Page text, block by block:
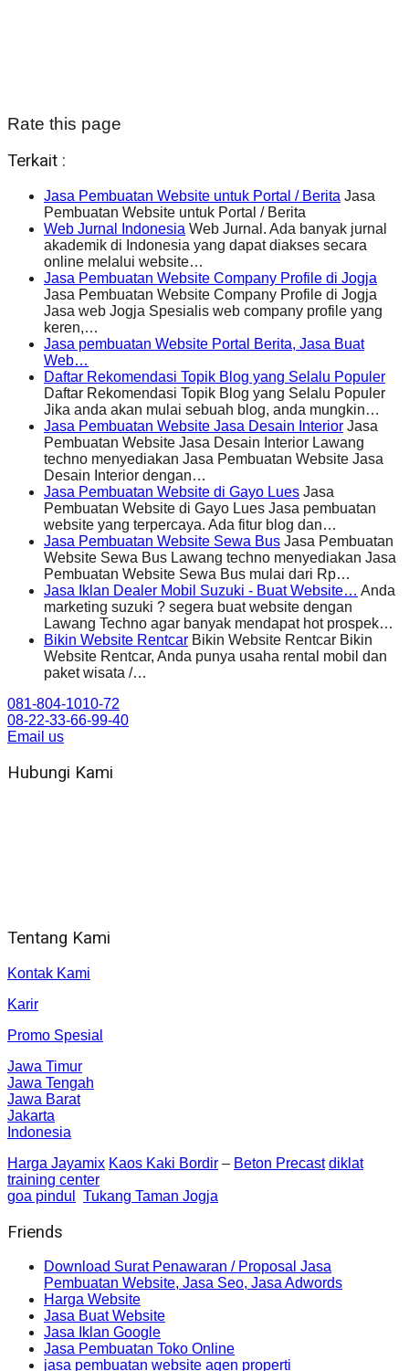
Rate this page
Terkait :
Jasa Pembuatan Website untuk Portal / Berita Jasa
Pembuatan Website untuk Portal / Berita
Web Jurnal Indonesia Web Jurnal. Ada banyak jurnal
akademik di Indonesia yang dapat diakses secara
online melalui website…
Jasa Pembuatan Website Company Profile di Jogja
Jasa Pembuatan Website Company Profile di Jogja
Jasa web Jogja Spesialis web company profile yang
keren,…
Jasa pembuatan Website Portal Berita, Jasa Buat
Web…
Daftar Rekomendasi Topik Blog yang Selalu Populer
Daftar Rekomendasi Topik Blog yang Selalu Populer
Jika anda akan mulai sebuah blog, anda mungkin…
Jasa Pembuatan Website Jasa Desain Interior Jasa
Pembuatan Website Jasa Desain Interior Lawang
techno menyediakan Jasa Pembuatan Website Jasa
Desain Interior dengan…
Jasa Pembuatan Website di Gayo Lues Jasa
Pembuatan Website di Gayo Lues Jasa pembuatan
website yang terpercaya. Ada fitur blog dan…
Jasa Pembuatan Website Sewa Bus Jasa Pembuatan
Website Sewa Bus Lawang techno menyediakan Jasa
Pembuatan Website Sewa Bus mulai dari Rp…
Jasa Iklan Dealer Mobil Suzuki - Buat Website… Anda
marketing suzuki ? segera buat website dengan
Lawang Techno agar banyak mendapat hot prospek…
Bikin Website Rentcar Bikin Website Rentcar Bikin
Website Rentcar, Anda punya usaha rental mobil dan
paket wisata /…
081-804-1010-72
08-22-33-66-99-40
Email us
Hubungi Kami
Tentang Kami
Kontak Kami
Karir
Promo Spesial
Jawa Timur
Jawa Tengah
Jawa Barat
Jakarta
Indonesia
Harga Jayamix Kaos Kaki Bordir – Beton Precast diklat
training center
goa pindul
Tukang Taman Jogja
Friends
Download Surat Penawaran / Proposal Jasa
Pembuatan Website, Jasa Seo, Jasa Adwords
Harga Website
Jasa Buat Website
Jasa Iklan Google
Jasa Pembuatan Toko Online
jasa pembuatan website agen properti